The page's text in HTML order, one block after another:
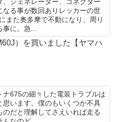
る事が数回ありレッカーの世
また奥多摩で不動になり、周り
に。急...
）を買いました【ヤマハ
675の細々した電装トラブルは
思います。僕のもいくつか不具
だと理解してさえいれば走る